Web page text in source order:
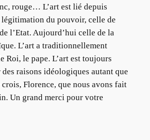
rouge… L’art est lié depuis
du pouvoir, celle de
l’Etat. Aujourd’hui celle de la
L’art a traditionnellement
Roi, le pape. L’art est toujours
raisons idéologiques autant que
crois, Florence, que nous avons fait
Un grand merci pour votre